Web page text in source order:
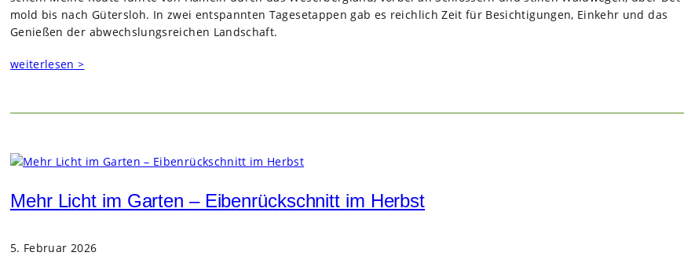
mold bis nach Güters­loh. In zwei ent­spann­ten Tages­etap­pen gab es reich­lich Zeit für Besich­ti­gun­gen, Ein­kehr und das
Genie­ßen der abwechs­lungs­rei­chen Land­schaft.
weiterlesen >
Mehr Licht im Garten – Eibenrückschnitt im Herbst
5. Februar 2026